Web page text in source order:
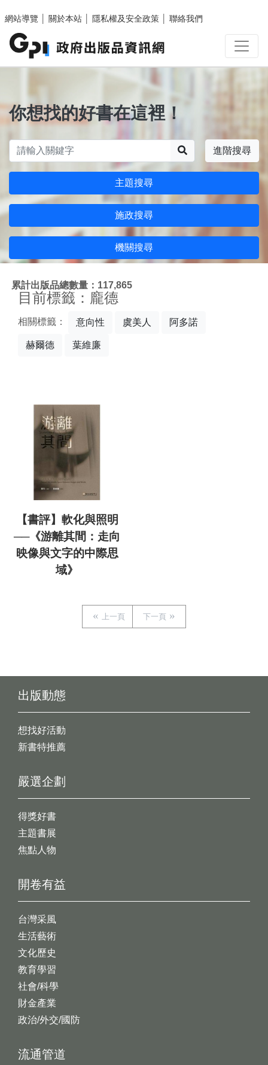
網站導覽
關於本站 隱私權及安全政策 聯絡我們
你想找的好書在這裡！
進階搜尋
主題搜尋
施政搜尋
機關搜尋
累計出版品總數量：117,865
目前標籤：龐德
相關標籤： 意向性 虞美人 阿多諾
赫爾德 葉維廉
【書評】軟化與照明
──《游離其間：走向
映像與文字的中際思
域》
上一頁 下一頁
出版動態
想找好活動
新書特推薦
開卷有益
台灣采風
生活藝術
文化歷史
教育學習
社會/科學
財金產業
政治/外交/國防
嚴選企劃
得獎好書
主題書展
焦點人物
流通管道